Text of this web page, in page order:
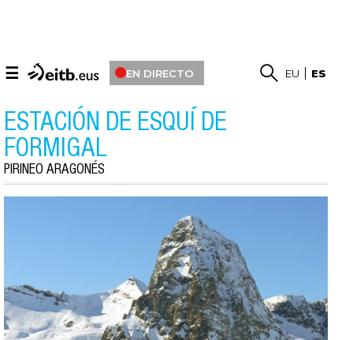
☰ EN DIRECTO EU ES
ESTACIÓN DE ESQUÍ DE
FORMIGAL
PIRINEO ARAGONÉS